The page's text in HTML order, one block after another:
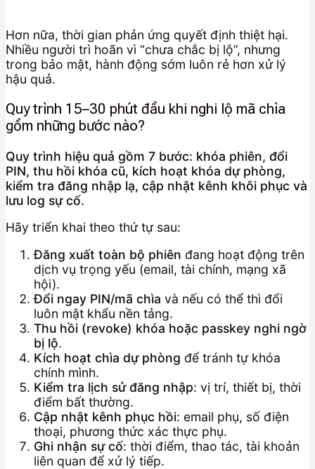
Hơn nữa, thời gian phản ứng quyết định thiệt hại.
Nhiều người trì hoãn vì “chưa chắc bị lộ”, nhưng
trong bảo mật, hành động sớm luôn rẻ hơn xử lý
hậu quả.
Quy trình 15–30 phút đầu khi nghi lộ mã chìa
gồm những bước nào?
Quy trình hiệu quả gồm 7 bước: khóa phiên, đổi
PIN, thu hồi khóa cũ, kích hoạt khóa dự phòng,
kiểm tra đăng nhập lạ, cập nhật kênh khôi phục và
lưu log sự cố.
Hãy triển khai theo thứ tự sau:
Đăng xuất toàn bộ phiên đang hoạt động trên
dịch vụ trọng yếu (email, tài chính, mạng xã
hội).
Đổi ngay PIN/mã chìa và nếu có thể thì đổi
luôn mật khẩu nền tảng.
Thu hồi (revoke) khóa hoặc passkey nghi ngờ
bị lộ.
Kích hoạt chìa dự phòng để tránh tự khóa
chính mình.
Kiểm tra lịch sử đăng nhập: vị trí, thiết bị, thời
điểm bất thường.
Cập nhật kênh phục hồi: email phụ, số điện
thoại, phương thức xác thực phụ.
Ghi nhận sự cố: thời điểm, thao tác, tài khoản
liên quan để xử lý tiếp.